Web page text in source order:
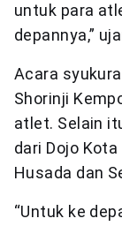
untuk para
depannya,”
Acara
Shorinji
atlet. Selain
dari Dojo Kota
Husada dan
“Untuk ke